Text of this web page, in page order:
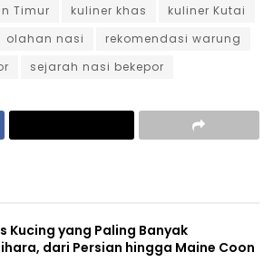
Timur
kuliner khas
kuliner Kutai
olahan nasi
rekomendasi warung
sejarah nasi bekepor
Kucing yang Paling Banyak
dari Persian hingga Maine Coon